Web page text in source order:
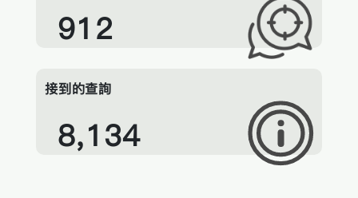
912
接到的查詢
8,134